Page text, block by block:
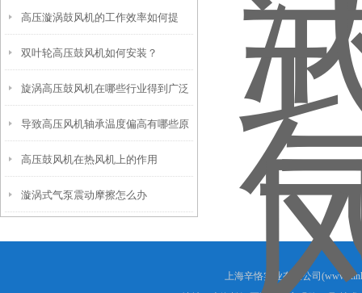
法
高压漩涡鼓风机的工作效率如何提
高？
双叶轮高压鼓风机如何安装？
旋涡高压鼓风机在哪些行业得到广泛
应用
导致高压风机轴承温度偏高有哪些原
因呢？
高压鼓风机在热风机上的作用
漩涡式气泵震动摩擦怎么办
上海辛恪实业有限公司